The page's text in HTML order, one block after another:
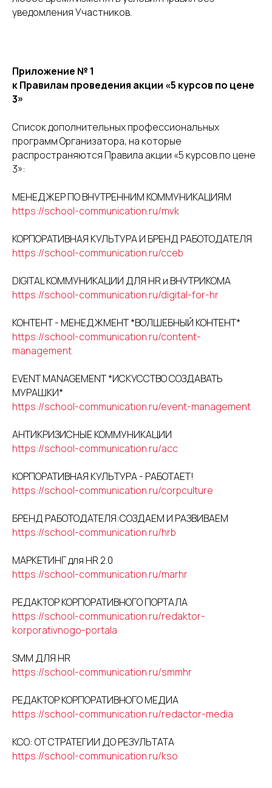
уведомления Участников.
Приложение № 1
к Правилам проведения акции «5 курсов по цене
3»
Список дополнительных профессиональных
программ Организатора, на которые
распространяются Правила акции «5 курсов по цене
3»:
МЕНЕДЖЕР ПО ВНУТРЕННИМ КОММУНИКАЦИЯМ
https://school-communication.ru/mvk
КОРПОРАТИВНАЯ КУЛЬТУРА И БРЕНД РАБОТОДАТЕЛЯ
https://school-communication.ru/cceb
DIGITAL КОММУНИКАЦИИ ДЛЯ HR и ВНУТРИКОМА
https://school-communication.ru/digital-for-hr
КОНТЕНТ - МЕНЕДЖМЕНТ *ВОЛШЕБНЫЙ КОНТЕНТ*
https://school-communication.ru/content-
management
EVENT MANAGEMENT *ИСКУССТВО СОЗДАВАТЬ
МУРАШКИ*
https://school-communication.ru/event-management
АНТИКРИЗИСНЫЕ КОММУНИКАЦИИ
https://school-communication.ru/acc
КОРПОРАТИВНАЯ КУЛЬТУРА - РАБОТАЕТ!
https://school-communication.ru/corpculture
БРЕНД РАБОТОДАТЕЛЯ:СОЗДАЕМ И РАЗВИВАЕМ
https://school-communication.ru/hrb
МАРКЕТИНГ для HR 2.0
https://school-communication.ru/marhr
РЕДАКТОР КОРПОРАТИВНОГО ПОРТАЛА
https://school-communication.ru/redaktor-
korporativnogo-portala
SMM ДЛЯ HR
https://school-communication.ru/smmhr
РЕДАКТОР КОРПОРАТИВНОГО МЕДИА
https://school-communication.ru/redactor-media
КСО: ОТ СТРАТЕГИИ ДО РЕЗУЛЬТАТА
https://school-communication.ru/kso